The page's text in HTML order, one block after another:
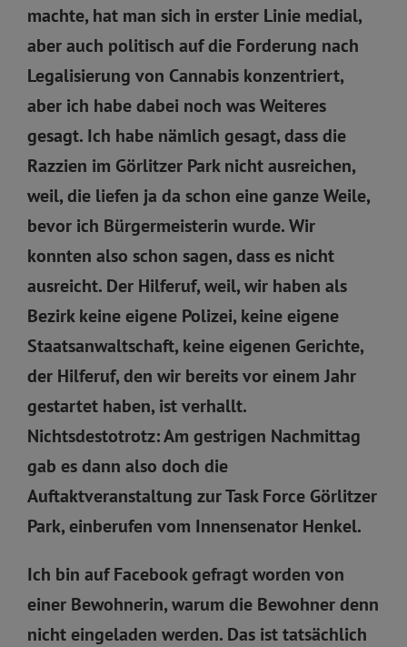
machte, hat man sich in erster Linie medial,
aber auch politisch auf die Forderung nach
Legalisierung von Cannabis konzentriert,
aber ich habe dabei noch was Weiteres
gesagt. Ich habe nämlich gesagt, dass die
Razzien im Görlitzer Park nicht ausreichen,
weil, die liefen ja da schon eine ganze Weile,
bevor ich Bürgermeisterin wurde. Wir
konnten also schon sagen, dass es nicht
ausreicht. Der Hilferuf, weil, wir haben als
Bezirk keine eigene Polizei, keine eigene
Staatsanwaltschaft, keine eigenen Gerichte,
der Hilferuf, den wir bereits vor einem Jahr
gestartet haben, ist verhallt.
Nichtsdestotrotz: Am gestrigen Nachmittag
gab es dann also doch die
Auftaktveranstaltung zur Task Force Görlitzer
Park, einberufen vom Innensenator Henkel.
Ich bin auf Facebook gefragt worden von
einer Bewohnerin, warum die Bewohner denn
nicht eingeladen werden. Das ist tatsächlich